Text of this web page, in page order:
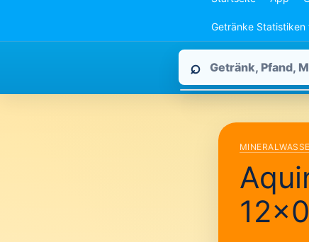
Getränke Statistiken
Pfandpirat
durchsuchen
⌕